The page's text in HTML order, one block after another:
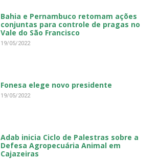
Bahia e Pernambuco retomam ações
conjuntas para controle de pragas no
Vale do São Francisco
19/05/2022
Fonesa elege novo presidente
19/05/2022
Adab inicia Ciclo de Palestras sobre a
Defesa Agropecuária Animal em
Cajazeiras